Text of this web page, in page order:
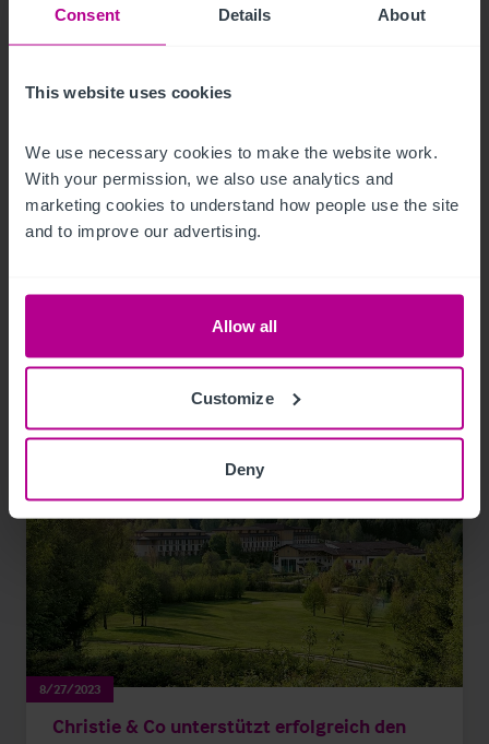
Consent Details About
This website uses cookies
We use necessary cookies to make the website work.
With your permission, we also use analytics and
marketing cookies to understand how people use the site
and to improve our advertising.
Allow all
Customize
Deny
9/3/2023
Hotelmarkt Wien - Update H1
8/27/2023
Christie & Co unterstützt erfolgreich den